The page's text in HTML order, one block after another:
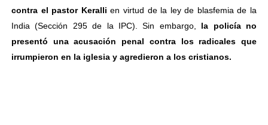
contra el pastor Keralli en virtud de la ley de blasfemia de la
India (Sección 295 de la IPC). Sin embargo, la policía no
presentó una acusación penal contra los radicales que
irrumpieron en la iglesia y agredieron a los cristianos.